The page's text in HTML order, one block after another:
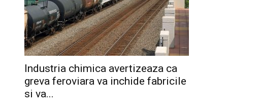
Industria chimica avertizeaza ca
greva feroviara va inchide fabricile
si va...